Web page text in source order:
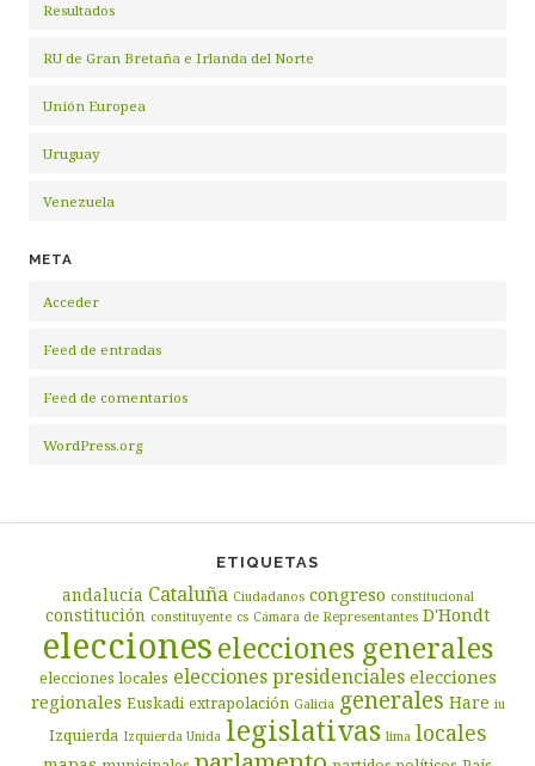
Resultados
RU de Gran Bretaña e Irlanda del Norte
Unión Europea
Uruguay
Venezuela
META
Acceder
Feed de entradas
Feed de comentarios
WordPress.org
ETIQUETAS
andalucía Cataluña Ciudadanos congreso constitucional
constitución constituyente cs Cámara de Representantes D'Hondt
eleccioneselecciones generales
elecciones locales elecciones presidenciales elecciones
regionales Euskadi extrapolación Galicia generales Hare iu
Izquierda Izquierda Unida legislativas lima locales